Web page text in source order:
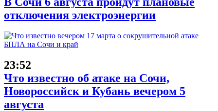
отключения электроэнергии
23:52
Что известно об атаке на Сочи,
Новороссийск и Кубань вечером 5
августа